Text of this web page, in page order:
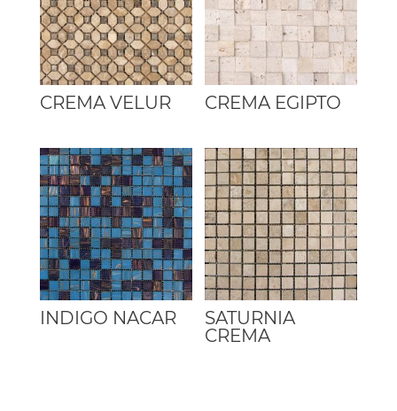
CREMA VELUR CREMA EGIPTO
INDIGO NACAR
SATURNIA
CREMA